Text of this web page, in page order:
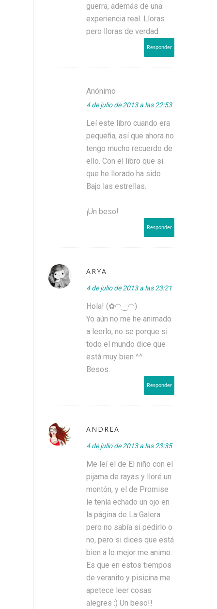
guerra, además de una
experiencia real. Lloras
pero lloras de verdad.
Responder
Anónimo
4 de julio de 2013 a las 22:53
Leí este libro cuando era
pequeña, así que ahora no
tengo mucho recuerdo de
ello. Con el libro que si
que he llorado ha sido
Bajo las estrellas.
¡Un beso!
Responder
ARYA
4 de julio de 2013 a las 23:21
Hola! (✿◠‿◠)
Yo aún no me he animado
a leerlo, no se porque si
todo el mundo dice que
está muy bien ^^
Besos.
Responder
ANDREA
4 de julio de 2013 a las 23:35
Me leí el de El niño con el
pijama de rayas y lloré un
montón, y el de Promise
le tenía echado un ojo en
la página de La Galera
pero no sabía si pedirlo o
no, pero si dices que está
bien a lo mejor me animo.
Es que en estos tiempos
de veranito y pisicina me
apetece leer cosas
alegres :) Un beso!!